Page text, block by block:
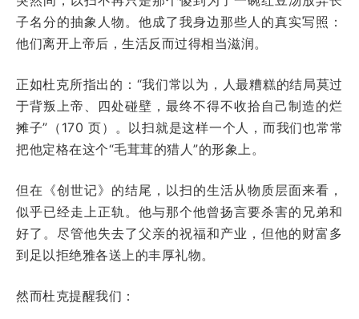
子名分的抽象人物。他成了我身边那些人的真实写照：
他们离开上帝后，生活反而过得相当滋润。
正如杜克所指出的：“我们常以为，人最糟糕的结局莫过
于背叛上帝、四处碰壁，最终不得不收拾自己制造的烂
摊子”（170 页）。以扫就是这样一个人，而我们也常常
把他定格在这个“毛茸茸的猎人”的形象上。
但在《创世记》的结尾，以扫的生活从物质层面来看，
似乎已经走上正轨。他与那个他曾扬言要杀害的兄弟和
好了。尽管他失去了父亲的祝福和产业，但他的财富多
到足以拒绝雅各送上的丰厚礼物。
然而杜克提醒我们：